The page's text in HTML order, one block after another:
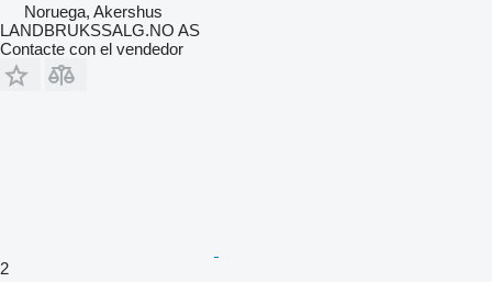
Noruega, Akershus
LANDBRUKSSALG.NO AS
Contacte con el vendedor
2